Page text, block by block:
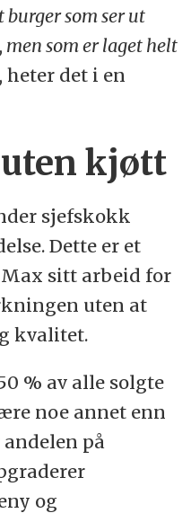
som ser ut
som er laget helt
heter det i en
kjøtt
sjefskokk
Dette er et
sitt arbeid for
uten at
kvalitet.
% av alle solgte
noe annet enn
på
og